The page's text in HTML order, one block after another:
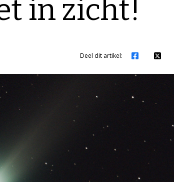
in zicht!
Deel dit artikel: